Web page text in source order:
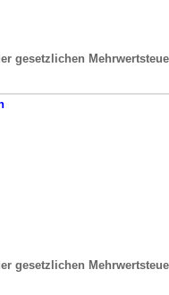
gesetzlichen
gesetzlichen